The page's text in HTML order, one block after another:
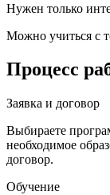
Нужен только
Можно учиться с
Процесс
Заявка и договор
Выбираете
необходимое
договор.
Обучение